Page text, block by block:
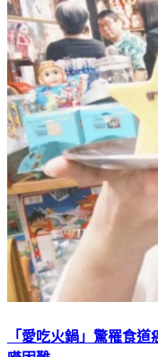
「愛吃火鍋」驚罹食